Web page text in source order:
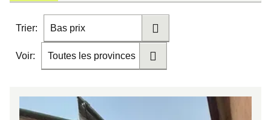
Trier: Bas prix
Voir: Toutes les provinces